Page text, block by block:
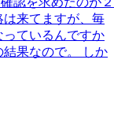
は来てますが、毎
っているんですか
果なので。 しか